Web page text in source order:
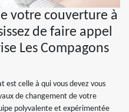
votre couverture à
de faire appel
Les Compagons
est celle à qui vous devez vous
de changement de votre
polyvalente et expérimentée